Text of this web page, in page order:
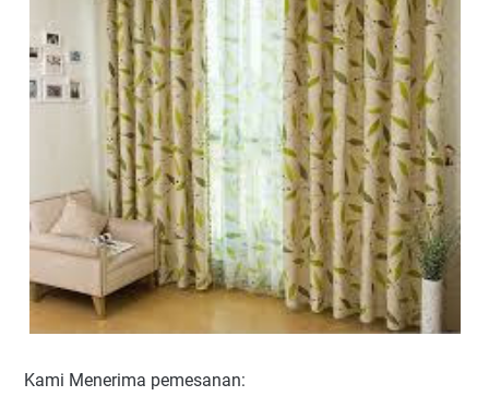
Kami Menerima pemesanan: